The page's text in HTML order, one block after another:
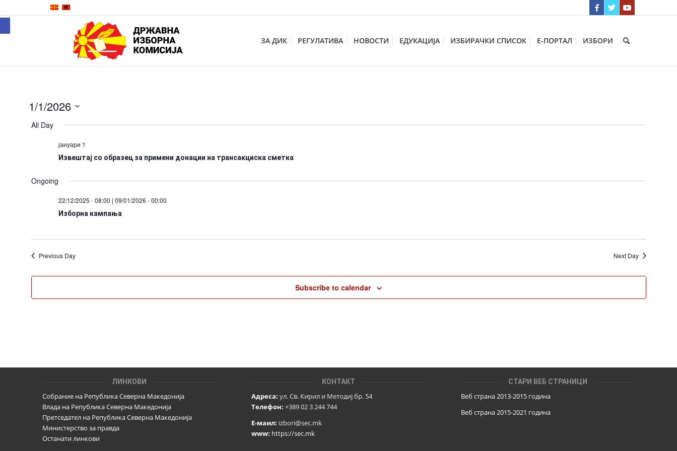
ЗА ДИК РЕГУЛАТИВА НОВОСТИ ЕДУКАЦИЈА ИЗБИРАЧКИ СПИСОК Е-ПОРТАЛ ИЗБОРИ
1/1/2026
Select
All Day
јануари 1
Извештај со образец за примени донации на трансакциска сметка
Ongoing
22/12/2025 - 08:00 | 09/01/2026 - 00:00
Изборна кампања
Previous Day Next Day
Subscribe to calendar
ЛИНКОВИ
Собрание на Република Северна Македонија
Влада на Република Северна Македонија
Претседател на Република Северна Македонија
Министерство за правда
Останати линкови
КОНТАКТ
Адреса: ул. Св. Кирил и Методиј бр. 54
Телефон: +389 02 3 244 744
Е-маил: izbori@sec.mk
www: https://sec.mk
СТАРИ ВЕБ СТРАНИЦИ
Веб страна 2013-2015 година
Веб страна 2015-2021 година
Open toolbar